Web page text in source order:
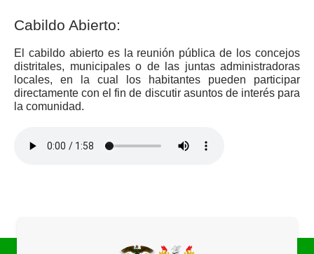
Cabildo Abierto:
El cabildo abierto es la reunión pública de los concejos
distritales, municipales o de las juntas administradoras
locales, en la cual los habitantes pueden participar
directamente con el fin de discutir asuntos de interés para
la comunidad.​​​​​